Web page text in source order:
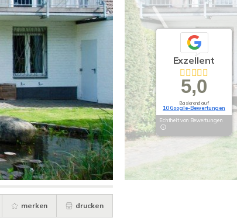
merken drucken
Exzellent
5,0
Basierend auf
10 Google-Bewertungen
Echtheit von Bewertungen